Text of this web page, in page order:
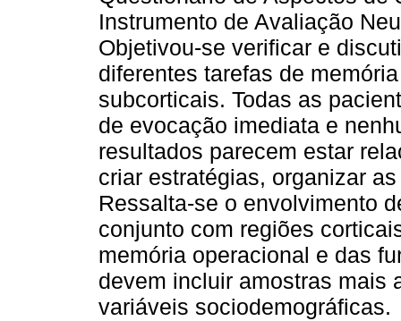
Instrumento de Avaliação
Objetivou-se verificar e
diferentes tarefas de
subcorticais. Todas as
de evocação imediata e
resultados parecem estar
criar estratégias, organizar
Ressalta-se o envolvimento
conjunto com regiões
memória operacional e das
devem incluir amostras mais
variáveis sociodemográficas.